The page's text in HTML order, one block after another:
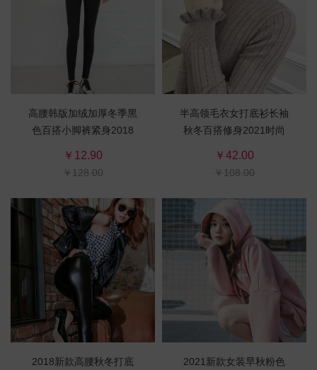
高腰韩版加绒加厚冬季黑
色百搭小脚裤紧身2018
￥12.90
￥128.00
半高领毛衣女打底衫长袖
秋冬百搭修身2021时尚
￥42.00
￥108.00
2018新款高腰秋冬打底
2021新款女装早秋粉色